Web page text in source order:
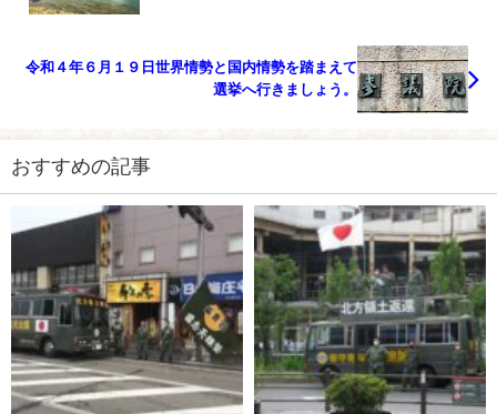
令和４年６月１９日世界情勢と国内情勢を踏まえて
選挙へ行きましょう。
おすすめの記事